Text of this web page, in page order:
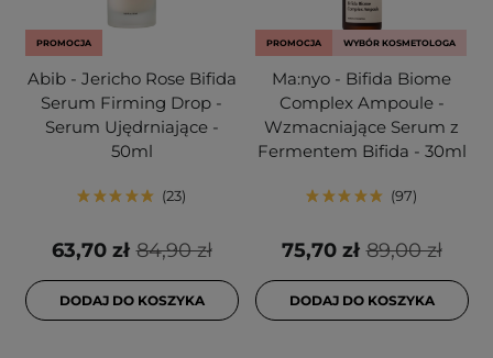
PROMOCJA
Abib - Jericho Rose Bifida
Serum Firming Drop -
Serum Ujędrniające -
50ml
23
84,90 zł
63,70 zł
DODAJ DO KOSZYKA
PROMOCJA WYBÓR KOSMETOLOGA
Ma:nyo - Bifida Biome
Complex Ampoule -
Wzmacniające Serum z
Fermentem Bifida - 30ml
97
89,00 zł
75,70 zł
DODAJ DO KOSZYKA